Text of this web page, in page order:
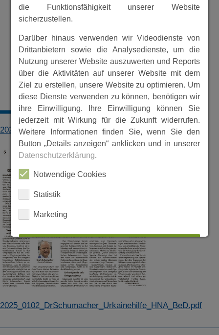
2020_1103_DrSchumacher_Corona_BeD.pdf
2025_0102_DrSchumacher_Urkainehilfe_HNA_BeD.pdf
die Funktionsfähigkeit unserer Website
sicherzustellen.
Darüber hinaus verwenden wir Videodienste von
Drittanbietern sowie die Analysedienste, um die
Nutzung unserer Website auszuwerten und Reports
über die Aktivitäten auf unserer Website mit dem
Ziel zu erstellen, unsere Website zu optimieren. Um
diese Dienste verwenden zu können, benötigen wir
ihre Einwilligung. Ihre Einwilligung können Sie
jederzeit mit Wirkung für die Zukunft widerrufen.
Weitere Informationen finden Sie, wenn Sie den
Button „Details anzeigen“ anklicken und in unserer
Datenschutzerklärung.
Notwendige Cookies
Statistik
Marketing
ALLES AUSWÄHLEN
ABLEHNEN